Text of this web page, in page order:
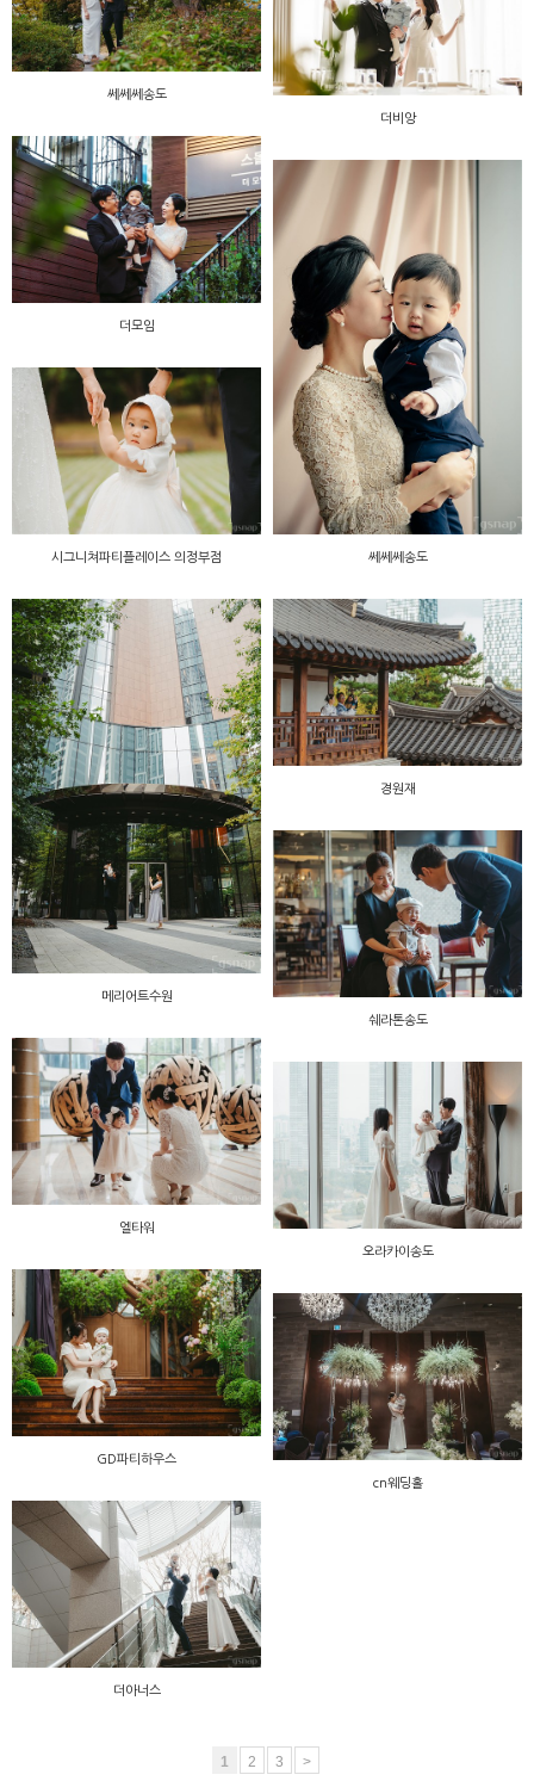
쎄쎄쎄송도
더비앙
더모임
쎄쎄쎄송도
시그니쳐파티플레이스 의정부점
메리어트수원
경원재
쉐라톤송도
엘타워
오라카이송도
GD파티하우스
cn웨딩홀
더아너스
1 2 3 >